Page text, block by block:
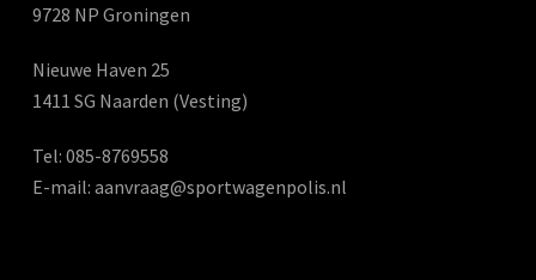
9728 NP Groningen
Nieuwe Haven 25
1411 SG Naarden (Vesting)
Tel: 085-8769558
E-mail: aanvraag@sportwagenpolis.nl